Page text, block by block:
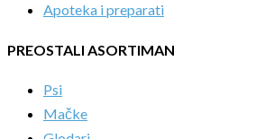
Apoteka i preparati
PREOSTALI ASORTIMAN
Psi
Mačke